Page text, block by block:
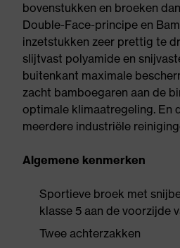
bovenstukken en broeken
Double-Face-principe en
inzetstukken zeer prettig te
slijtvast polyamide en
buitenkant maximale
zacht bamboegaren aan de
optimale klimaatregeling. En
meerdere industriële
Algemene kenmerken
Sportieve broek met
klasse 5 aan de voorzijde
Twee achterzakken